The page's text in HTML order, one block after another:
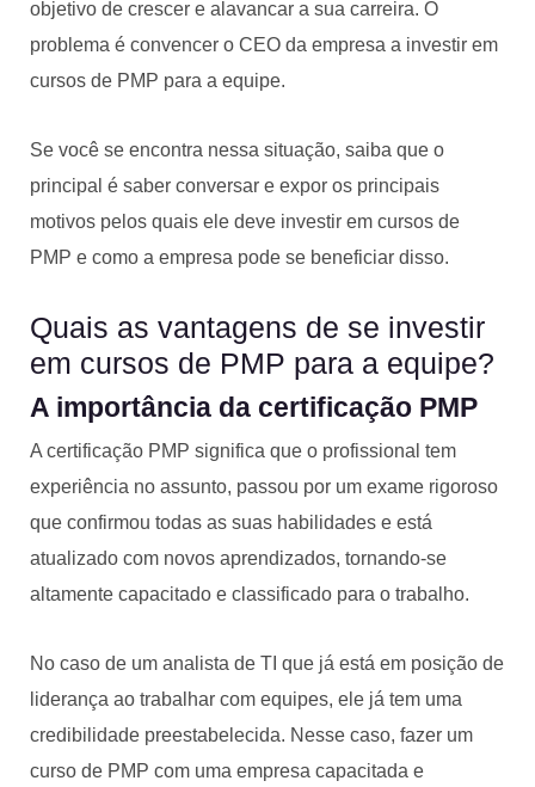
objetivo de crescer e alavancar a sua carreira. O
problema é convencer o CEO da empresa a investir em
cursos de PMP para a equipe.
Se você se encontra nessa situação, saiba que o
principal é saber conversar e expor os principais
motivos pelos quais ele deve investir em cursos de
PMP e como a empresa pode se beneficiar disso.
Quais as vantagens de se investir
em cursos de PMP para a equipe?
A importância da certificação PMP
A certificação PMP significa que o profissional tem
experiência no assunto, passou por um exame rigoroso
que confirmou todas as suas habilidades e está
atualizado com novos aprendizados, tornando-se
altamente capacitado e classificado para o trabalho.
No caso de um analista de TI que já está em posição de
liderança ao trabalhar com equipes, ele já tem uma
credibilidade preestabelecida. Nesse caso, fazer um
curso de PMP com uma empresa capacitada e